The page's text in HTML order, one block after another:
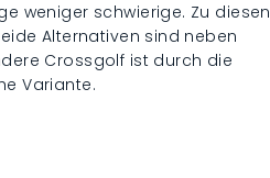
weniger schwierige. Zu diesen
Alternativen sind neben
Crossgolf ist durch die
Variante.